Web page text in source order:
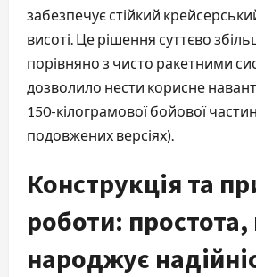
забезпечує стійкий
висоті. Це рішення суттєво
порівняно з чисто ракетними
дозволило нести корисне
150-кілограмової бойової
подовжених версіях).
Конструкція та
роботи:
народжує